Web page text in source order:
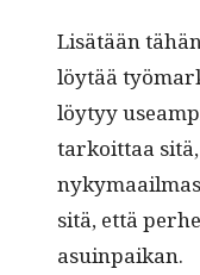
Lisätään
löytää
löy­tyy
tarkoit­taa
sitä, että
asuinpaikan.